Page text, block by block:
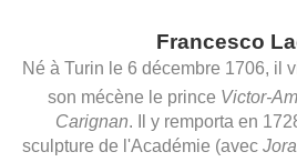
Francesco
Né à Turin le 6 décembre 1706, il
son mécène le prince Victor-
Carignan. Il y remporta en
sculpture de l'Académie (avec